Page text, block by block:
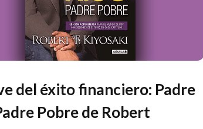
del éxito financiero: Padre
Pobre de Robert